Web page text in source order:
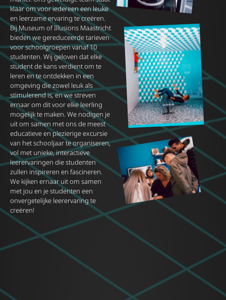
klaar om voor iedereen een leuke
en leerzame ervaring te creëren.
Bij Museum of Illusions Maastricht
bieden we gereduceerde tarieven
voor schoolgroepen vanaf 10
studenten. Wij geloven dat elke
student de kans verdient om te
leren en te ontdekken in een
omgeving die zowel leuk als
stimulerend is, en we streven
ernaar om dit voor elke leerling
mogelijk te maken. We nodigen je
uit om samen met ons de meest
educatieve en plezierige excursie
van het schooljaar te organiseren,
vol met unieke, interactieve
leerervaringen die studenten
zullen inspireren en fascineren.
We kijken ernaar uit om samen
met jou en je studenten een
onvergetelijke leerervaring te
creëren!